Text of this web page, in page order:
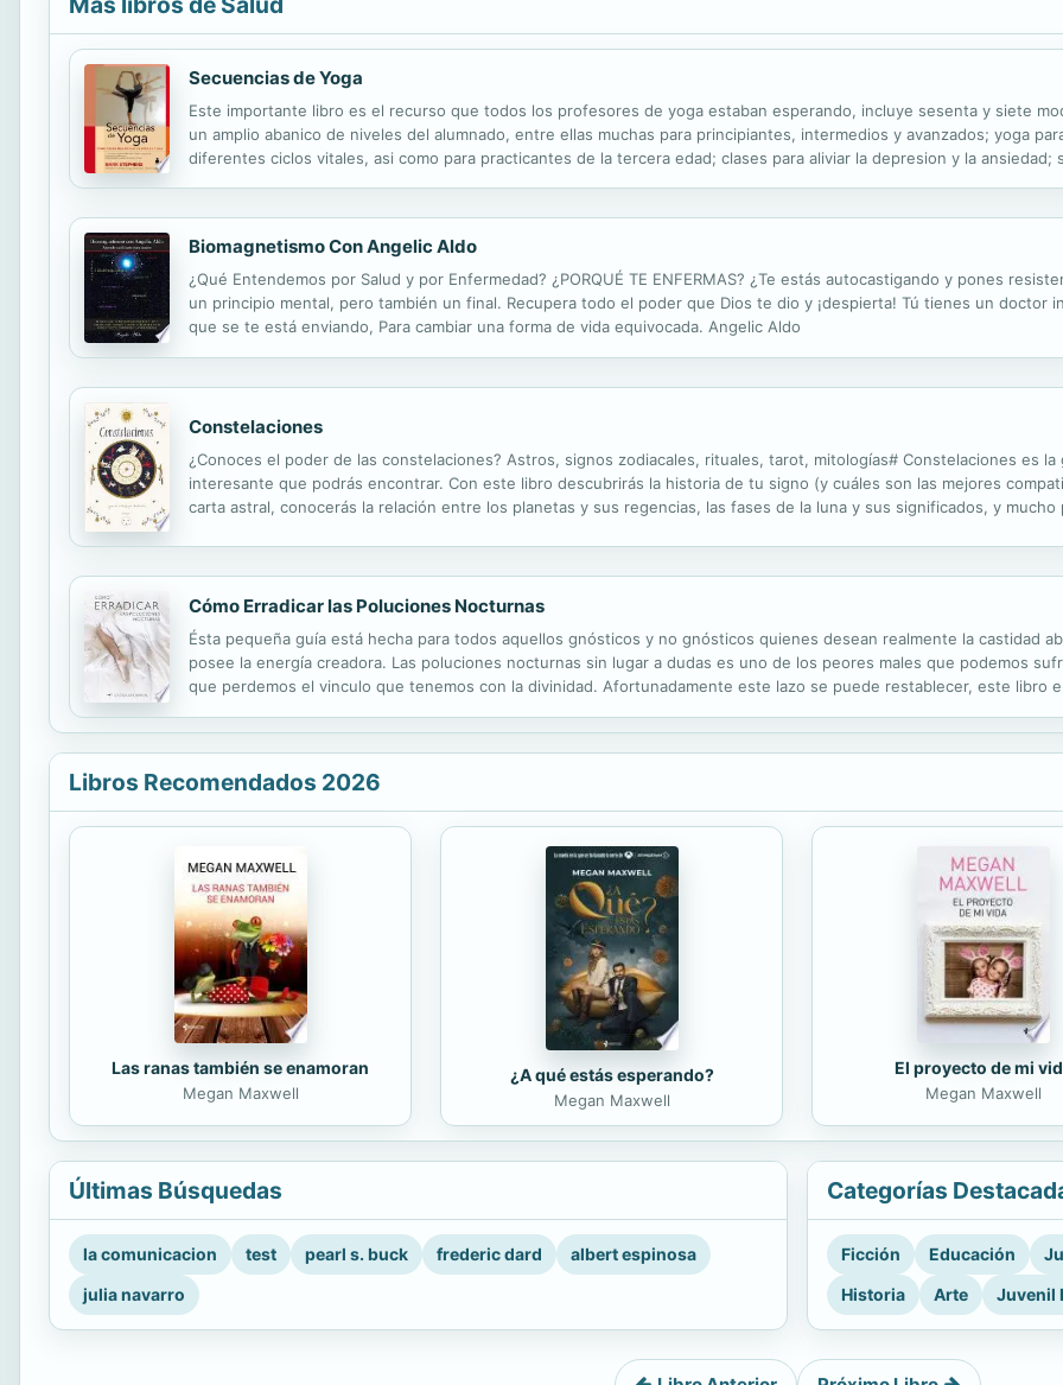
Secuencias de Yoga
Este importante libro es el recurso que todos los profesores de yoga estaban esperando, incluye sesenta y siete
un amplio abanico de niveles del alumnado, entre ellas muchas para principiantes, intermedios y avanzados; yoga
diferentes ciclos vitales, asi como para practicantes de la tercera edad; clases para aliviar la depresion y la ansiedad;
Biomagnetismo Con Angelic Aldo
¿Qué Entendemos por Salud y por Enfermedad? ¿PORQUÉ TE ENFERMAS? ¿Te estás autocastigando y pones
un principio mental, pero también un final. Recupera todo el poder que Dios te dio y ¡despierta! Tú tienes un doctor
que se te está enviando, Para cambiar una forma de vida equivocada. Angelic Aldo
Constelaciones
¿Conoces el poder de las constelaciones? Astros, signos zodiacales, rituales, tarot, mitologías# Constelaciones es
interesante que podrás encontrar. Con este libro descubrirás la historia de tu signo (y cuáles son las mejores
carta astral, conocerás la relación entre los planetas y sus regencias, las fases de la luna y sus significados, y
Cómo Erradicar las Poluciones Nocturnas
Ésta pequeña guía está hecha para todos aquellos gnósticos y no gnósticos quienes desean realmente la castidad
posee la energía creadora. Las poluciones nocturnas sin lugar a dudas es uno de los peores males que podemos
que perdemos el vinculo que tenemos con la divinidad. Afortunadamente este lazo se puede restablecer, este libro
Libros Recomendados 2026
Las ranas también se enamoran
Megan Maxwell
¿A qué estás esperando?
Megan Maxwell
El proyecto de mi
Megan Maxwell
Últimas Búsquedas
la comunicacion test pearl s. buck frederic dard
albert espinosa
julia navarro
Categorías
Ficción Educación
Historia
Arte Juvenil